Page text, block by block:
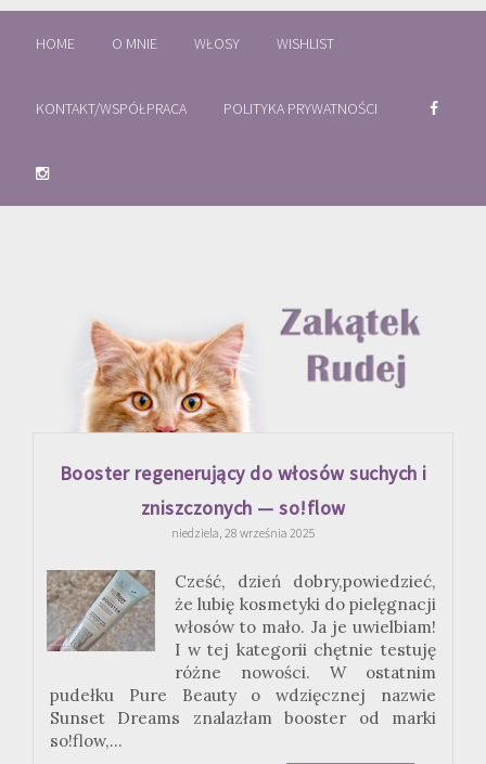
HOME O MNIE WŁOSY WISHLIST
KONTAKT/WSPÓŁPRACA POLITYKA PRYWATNOŚCI
Booster regenerujący do włosów suchych i
zniszczonych — so!flow
niedziela, 28 września 2025
Cześć, dzień dobry,powiedzieć,
że lubię kosmetyki do pielęgnacji
włosów to mało. Ja je uwielbiam!
I w tej kategorii chętnie testuję
różne nowości. W ostatnim
pudełku Pure Beauty o wdzięcznej nazwie
Sunset Dreams znalazłam booster od marki
so!flow,...